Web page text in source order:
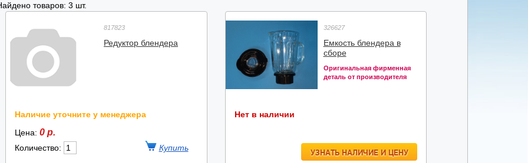
товаров: 3 шт.
817823
Редуктор блендера
Наличие уточните у менеджера
Цена: 0 р.
Количество:
326627
Емкость блендера в
сборе
Оригинальная фирменная
деталь от производителя
УЗНАТЬ НАЛИЧИЕ И ЦЕНУ
Нет в наличии